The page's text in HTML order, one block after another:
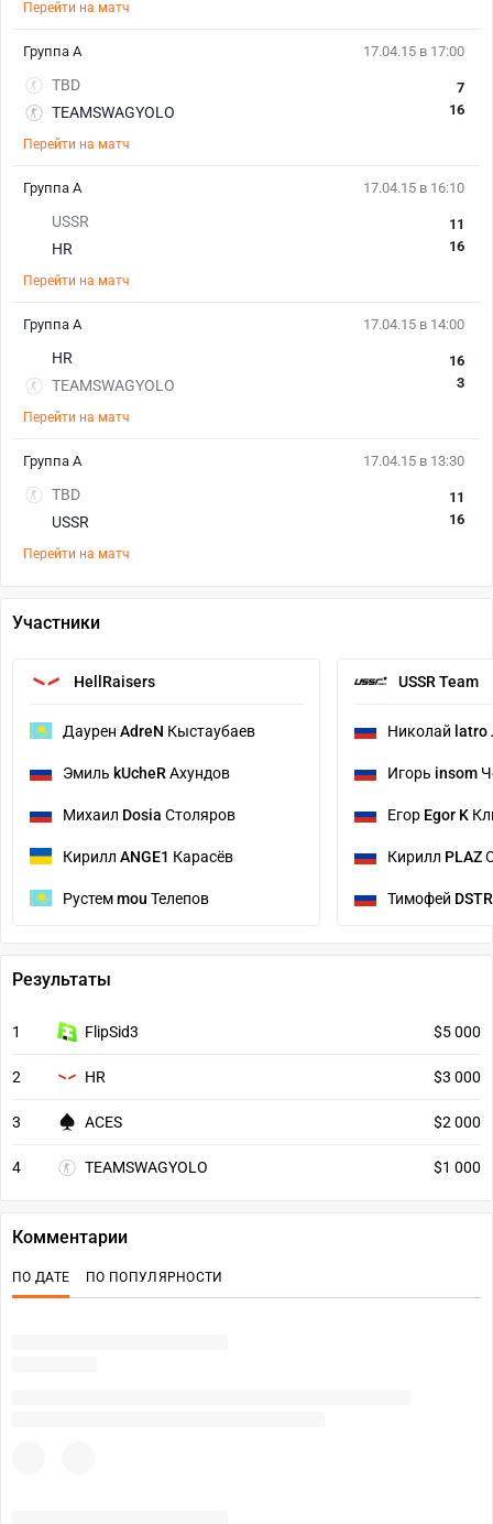
Перейти на матч
17.04.15 в 17:00
TBD
TEAMSWAGYOLO
7
16
Перейти на матч
Группа А
17.04.15 в 16:10
USSR
HR
11
16
Перейти на матч
Группа А
17.04.15 в 14:00
HR
TEAMSWAGYOLO
16
3
Перейти на матч
Группа А
17.04.15 в 13:30
TBD
USSR
11
16
Перейти на матч
Группа А
Участники
HellRaisers
Даурен AdreN Кыстаубаев
Эмиль kUcheR Ахундов
Михаил Dosia Столяров
Кирилл ANGE1 Карасёв
Рустемmou Телепов
USSR Team
Николай latro
Игорь insom
Егор Egor K
Кирилл PLAZ
Тимофей DSTR
Результаты
1 FlipSid3 $5 000
2 HR $3 000
3 ACES $2 000
4 TEAMSWAGYOLO $1 000
Комментарии
ПО ДАТЕ ПО ПОПУЛЯРНОСТИ